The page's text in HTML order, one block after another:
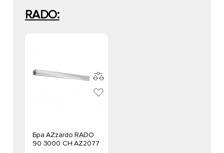
RADO:
Бра AZzardo RADO
90 3000 CH AZ2077